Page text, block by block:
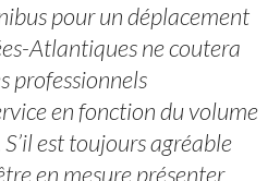
pour un déplacement
Atlantiques ne coutera
professionnels
en fonction du volume
est toujours agréable
en mesure présenter